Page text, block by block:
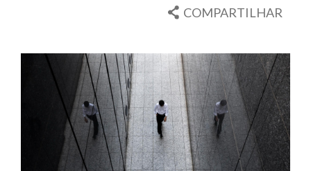
COMPARTILHAR